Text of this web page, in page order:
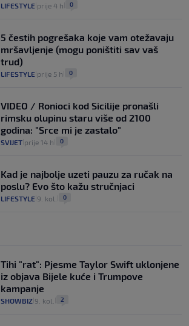
LIFESTYLE prije 4 h 0
5 čestih pogrešaka koje vam otežavaju
mršavljenje (mogu poništiti sav vaš
trud)
LIFESTYLE prije 5 h 0
VIDEO / Ronioci kod Sicilije pronašli
rimsku olupinu staru više od 2100
godina: "Srce mi je zastalo"
SVIJET prije 14 h 0
Kad je najbolje uzeti pauzu za ručak na
poslu? Evo što kažu stručnjaci
LIFESTYLE 9. kol. 0
Tihi "rat": Pjesme Taylor Swift uklonjene
iz objava Bijele kuće i Trumpove
kampanje
SHOWBIZ 9. kol. 2